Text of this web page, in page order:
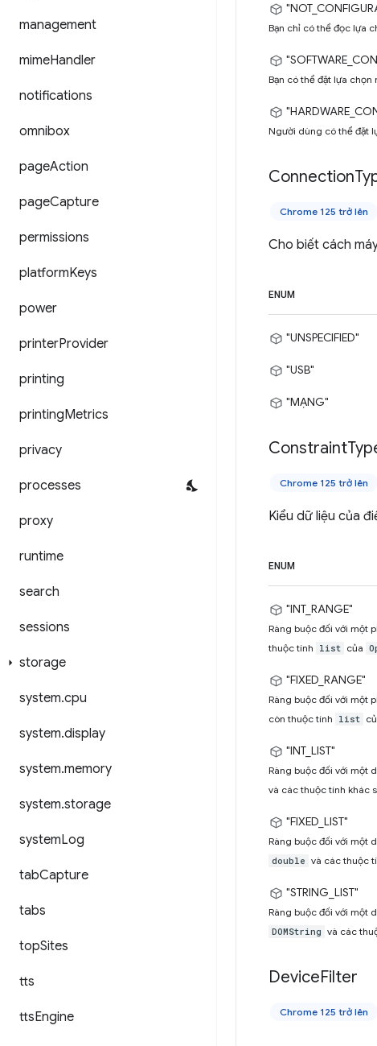
management
mimeHandler
notifications
omnibox
pageAction
pageCapture
permissions
platformKeys
power
printerProvider
printing
printingMetrics
privacy
processes
proxy
runtime
search
sessions
storage
system.cpu
system.display
system.memory
system.storage
systemLog
tabCapture
tabs
topSites
tts
ttsEngine
Bạn chỉ có thể đọc lựa
Bạn có thể đặt lựa
Người dùng có thể đặt
Connection
Chrome 125 trở lên
Cho biết cách
ENUM
"UNSPECIFIED"
"USB"
"MẠNG"
Constraint
Chrome 125 trở lên
Kiểu dữ liệu của
ENUM
"INT_RANGE"
Ràng buộc đối với một
thuộc tính
list của
"FIXED_RANGE"
Ràng buộc đối với một
còn thuộc tính
list
"INT_LIST"
Ràng buộc đối với một
và các thuộc tính khác
"FIXED_LIST"
Ràng buộc đối với một
double và các thuộc
"STRING_LIST"
Ràng buộc đối với một
DOMString và các
DeviceFilter
Chrome 125 trở lên